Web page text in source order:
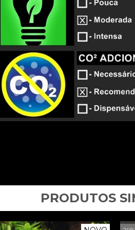
PRODUTOS